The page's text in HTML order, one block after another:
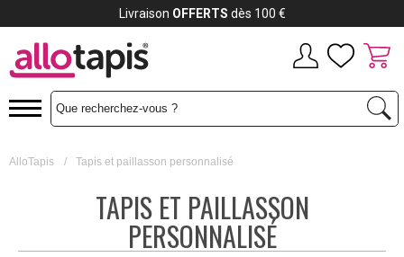
AlloTapis / Tapis et paillasson personnalisé
TAPIS ET PAILLASSON
PERSONNALISÉ
Livraison OFFERTS dès 100 €